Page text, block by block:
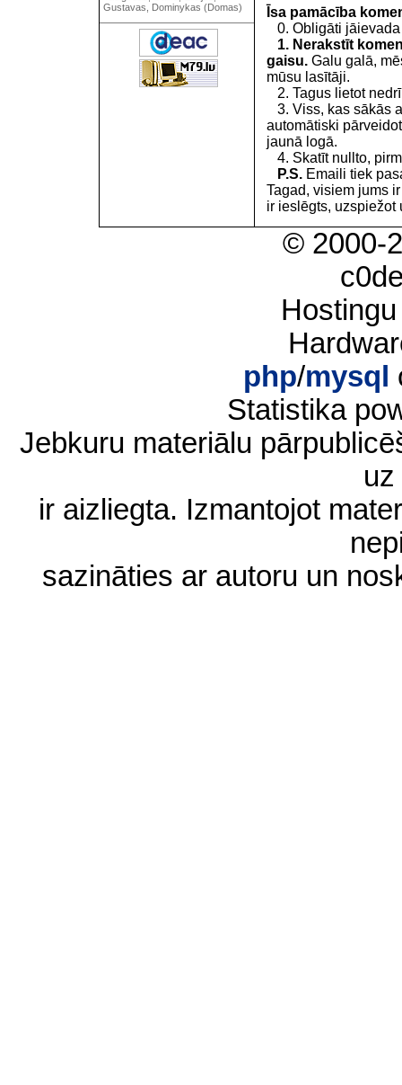
Gustavas, Dominykas (Domas)
Īsa pamācība
0. Obligāti jāievada
1. Nerakstīt
gaisu. Galu galā,
mūsu lasītāji.
2. Tagus lietot
3. Viss, kas sākās
automātiski
jaunā logā.
4. Skatīt nullto,
P.S. Emaili tiek
Tagad, visiem jums
ir ieslēgts, uzspiežot
© 2000-
php/mysql
Statistika
Jebkuru materiālu
ir aizliegta. Izmantojot
sazināties ar autoru un